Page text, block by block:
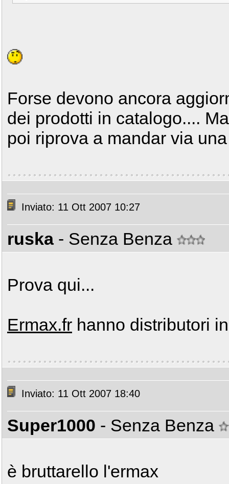
Forse devono ancora
dei prodotti in catalogo....
poi riprova a mandar via
Inviato: 11 Ott 2007 10:27
ruska - Senza Benza
Prova qui...
Ermax.fr hanno distributori
Inviato: 11 Ott 2007 18:40
Super1000 - Senza Benza
è bruttarello l'ermax